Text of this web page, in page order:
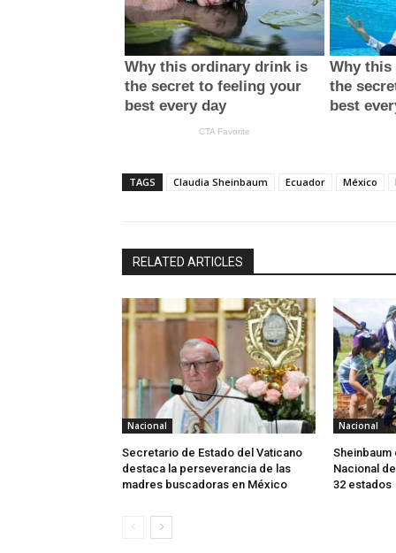
TAGS Claudia Sheinbaum Ecuador México
RELATED ARTICLES
Nacional
Secretario de Estado del Vaticano
destaca la perseverancia de las
madres buscadoras en México
Nacional
Nacional
32 estados